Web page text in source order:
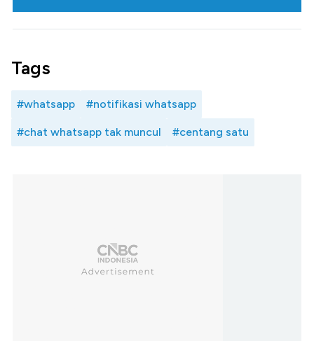
Tags
#whatsapp #notifikasi whatsapp
#chat whatsapp tak muncul #centang satu